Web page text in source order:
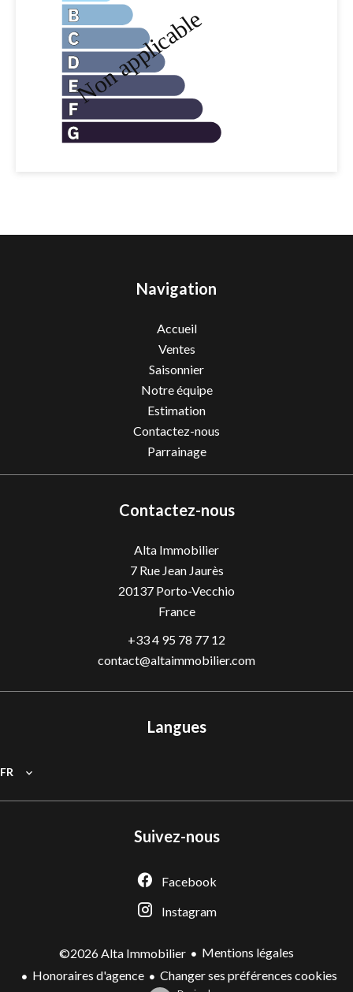
Navigation
Accueil
Ventes
Saisonnier
Notre équipe
Estimation
Contactez-nous
Parrainage
Contactez-nous
Alta Immobilier
7 Rue Jean Jaurès
20137 Porto-Vecchio
France
+33 4 95 78 77 12
contact@altaimmobilier.com
Langues
FR
Suivez-nous
Facebook
Instagram
©2026 Alta Immobilier
Mentions légales
Honoraires d'agence
Changer ses préférences cookies